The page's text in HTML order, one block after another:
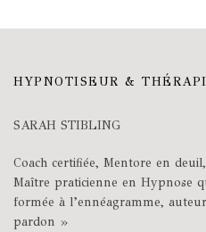
HYPNOTISEUR &
SARAH STIBLING
Coach certifiée, Mentore en
Maître praticienne en Hypnose
formée à l’ennéagramme,
pardon »